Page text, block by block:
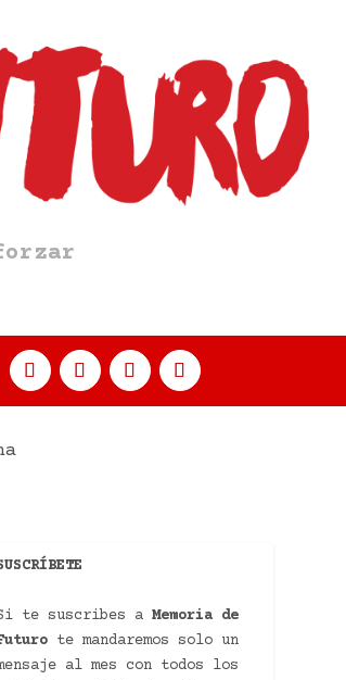
te suscribes a Memoria de
te mandaremos solo un
al mes con todos los